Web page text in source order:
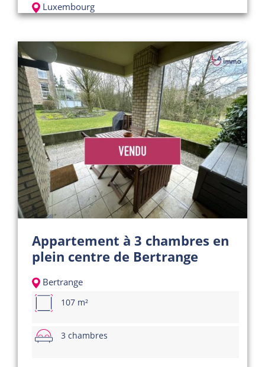
Luxembourg
Appartement à 3 chambres en
plein centre de Bertrange
Bertrange
107 m²
3 chambres